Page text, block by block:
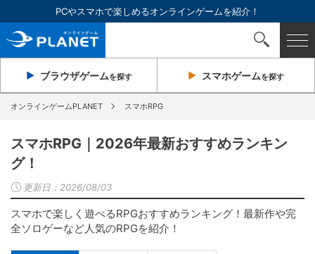
PCやスマホで楽しめるオンラインゲームを紹介！
ブラウザゲームを探す スマホゲームを探す
オンラインゲームPLANET スマホRPG
スマホRPG｜2026年最新おすすめランキン
グ！
更新日： 2026/08/03
スマホで楽しく遊べるRPGおすすめランキング！最新作や完
全ソロゲーなど人気のRPGを紹介！